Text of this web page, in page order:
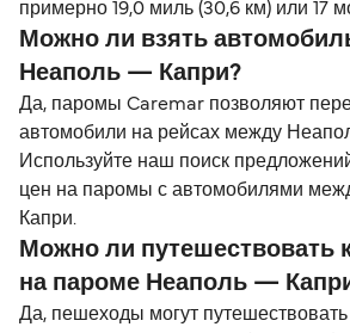
примерно 19,0 миль (30,6 км) или 17
Можно ли взять
Неаполь — Капри?
Да, паромы Caremar позволяют
автомобили на рейсах между
Используйте наш поиск
цен на паромы с автомобилями
Капри.
Можно ли путешествовать
на пароме Неаполь —
Да, пешеходы могут